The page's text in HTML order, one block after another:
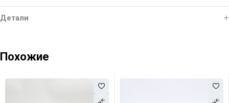
Детали
Похожие